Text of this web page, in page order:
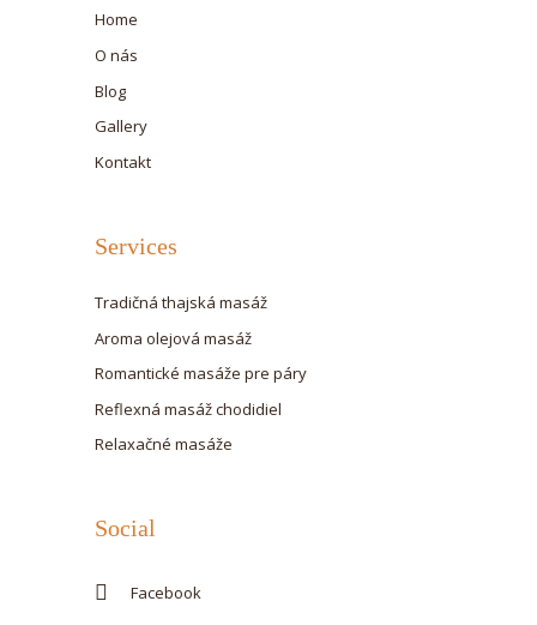
Home
O nás
Blog
Gallery
Kontakt
Services
Tradičná thajská masáž
Aroma olejová masáž
Romantické masáže pre páry
Reflexná masáž chodidiel
Relaxačné masáže
Social
Facebook